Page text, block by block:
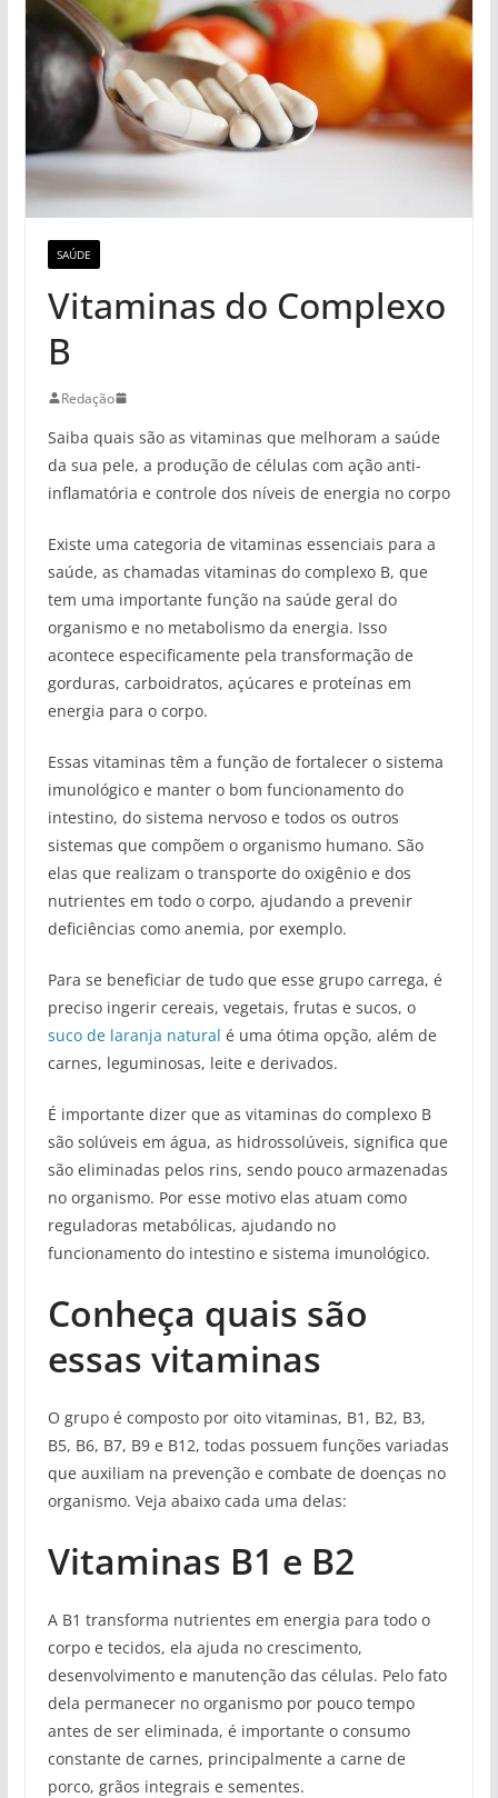
SAÚDE
Vitaminas do Complexo
B
Redação
Saiba quais são as vitaminas que melhoram a saúde
da sua pele, a produção de células com ação anti-
inflamatória e controle dos níveis de energia no corpo
Existe uma categoria de vitaminas essenciais para a
saúde, as chamadas vitaminas do complexo B, que
tem uma importante função na saúde geral do
organismo e no metabolismo da energia. Isso
acontece especificamente pela transformação de
gorduras, carboidratos, açúcares e proteínas em
energia para o corpo.
Essas vitaminas têm a função de fortalecer o sistema
imunológico e manter o bom funcionamento do
intestino, do sistema nervoso e todos os outros
sistemas que compõem o organismo humano. São
elas que realizam o transporte do oxigênio e dos
nutrientes em todo o corpo, ajudando a prevenir
deficiências como anemia, por exemplo.
Para se beneficiar de tudo que esse grupo carrega, é
preciso ingerir cereais, vegetais, frutas e sucos, o
suco de laranja natural é uma ótima opção, além de
carnes, leguminosas, leite e derivados.
É importante dizer que as vitaminas do complexo B
são solúveis em água, as hidrossolúveis, significa que
são eliminadas pelos rins, sendo pouco armazenadas
no organismo. Por esse motivo elas atuam como
reguladoras metabólicas, ajudando no
funcionamento do intestino e sistema imunológico.
Conheça quais são
essas vitaminas
O grupo é composto por oito vitaminas, B1, B2, B3,
B5, B6, B7, B9 e B12, todas possuem funções variadas
que auxiliam na prevenção e combate de doenças no
organismo. Veja abaixo cada uma delas:
Vitaminas B1 e B2
A B1 transforma nutrientes em energia para todo o
corpo e tecidos, ela ajuda no crescimento,
desenvolvimento e manutenção das células. Pelo fato
dela permanecer no organismo por pouco tempo
antes de ser eliminada, é importante o consumo
constante de carnes, principalmente a carne de
porco, grãos integrais e sementes.